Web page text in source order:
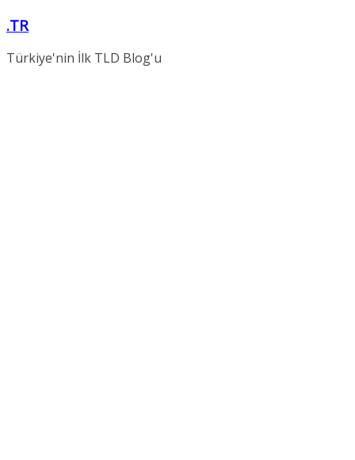
Skip
content
.TR
Türkiye'nin İlk TLD Blog'u